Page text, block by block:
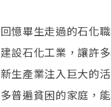
回憶畢生走過的石化
建設石化工業，讓許
新生產業注入巨大的
多普遍貧困的家庭，